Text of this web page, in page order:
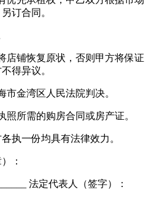
订合同。
店铺恢复原状，否则甲方将保证
得异议。
市金湾区人民法院判决。
所需的购房合同或房产证。
执一份均具有法律效力。
：
法定代表人（签字）：